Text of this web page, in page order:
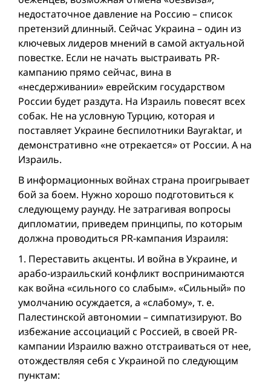
недостаточное давление на Россию – список
претензий длинный. Сейчас Украина – один из
ключевых лидеров мнений в самой актуальной
повестке. Если не начать выстраивать PR-
кампанию прямо сейчас, вина в
«несдерживании» еврейским государством
России будет раздута. На Израиль повесят всех
собак. Не на условную Турцию, которая и
поставляет Украине беспилотники Bayraktar, и
демонстративно «не отрекается» от России. А на
Израиль.
В информационных вой­нах страна проигрывает
бой за боем. Нужно хорошо подготовиться к
следующему раунду. Не затрагивая вопросы
дипломатии, приведем принципы, по которым
должна проводиться PR-кампания Израиля:
1. Переставить акценты. И вой­на в Украине, и
арабо-израильский конфликт воспринимаются
как вой­на «сильного со слабым». «Сильный» по
умолчанию осуждается, а «слабому», т. е.
Палестинской автономии – симпатизируют. Во
избежание ассоциаций с Россией, в своей PR-
кампании Израилю важно отстраиваться от нее,
отождествляя себя с Украиной по следующим
пунктам: